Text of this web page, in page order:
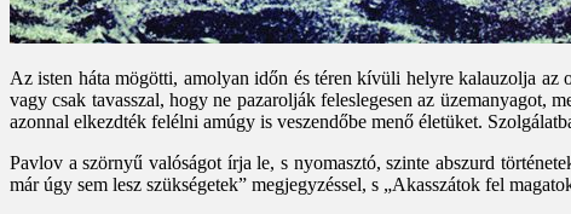
Az isten háta mögötti, amolyan időn és téren kívüli helyre kalauzolja
vagy csak tavasszal, hogy ne pazarolják feleslegesen az üzemanyagot,
azonnal elkezdték felélni amúgy is veszendőbe menő életüket.
Pavlov a szörnyű valóságot írja le, s nyomasztó, szinte abszurd
már úgy sem lesz szükségetek” megjegyzéssel, s „Akasszátok fel